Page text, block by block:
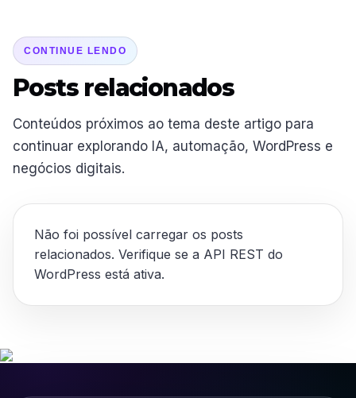
CONTINUE LENDO
Posts relacionados
Conteúdos próximos ao tema deste artigo para
continuar explorando IA, automação, WordPress e
negócios digitais.
Não foi possível carregar os posts
relacionados. Verifique se a API REST do
WordPress está ativa.